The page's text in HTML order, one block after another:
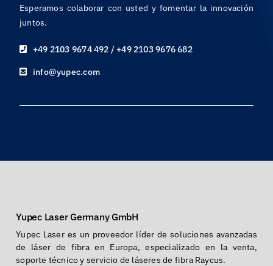
Esperamos colaborar con usted y fomentar la innovación
juntos.
+49 2103 9674 492 / +49 2103 9676 682
info@yupec.com
Yupec Laser Germany GmbH
Yupec Laser es un proveedor líder de soluciones avanzadas
de láser de fibra en Europa, especializado en la venta,
soporte técnico y servicio de láseres de fibra Raycus.